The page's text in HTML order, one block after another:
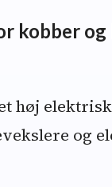
kobber
høj
og